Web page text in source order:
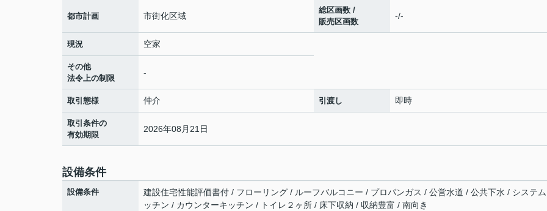
都市計画 市街化区域
総区画数 /
販売区画数
-/-
現況 空家
その他
法令上の制限
-
取引態様 仲介 引渡し 即時
取引条件の
有効期限
2026年08月21日
設備条件
設備条件
建設住宅性能評価書付 / フローリング / ルーフバルコニー / プロパンガス / 公営水道 / 公共下水 / システ
ッチン / カウンターキッチン / トイレ２ヶ所 / 床下収納 / 収納豊富 / 南向き